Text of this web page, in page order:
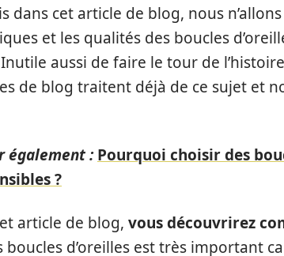
dans cet article de blog, nous
et les qualités des boucles
aussi de faire le tour de
de blog traitent déjà de ce sujet et
également : Pourquoi choisir des
?
article de blog, vous découvrirez
boucles d’oreilles est très important